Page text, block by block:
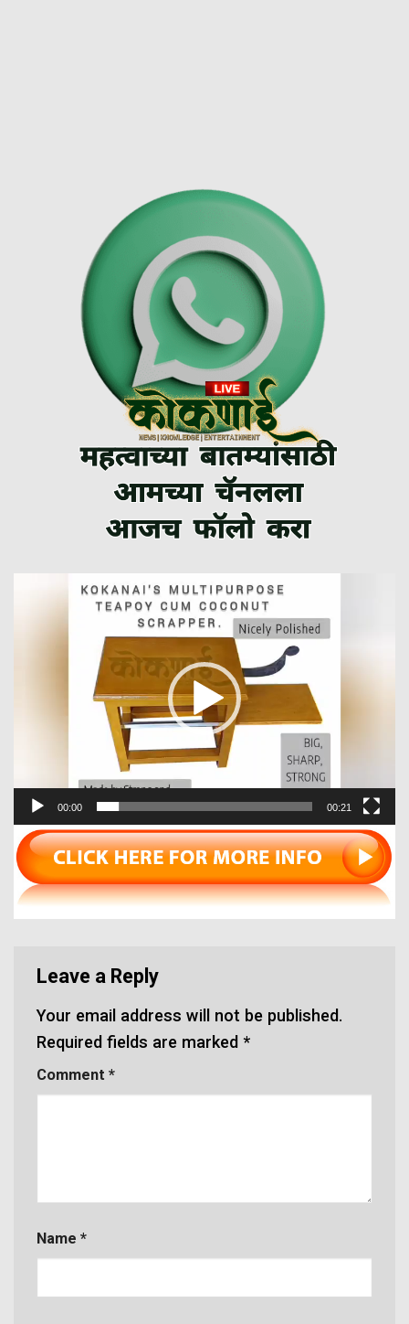
00:00 00:21
Leave a Reply
Your email address will not be published.
Required fields are marked *
Comment *
Name *